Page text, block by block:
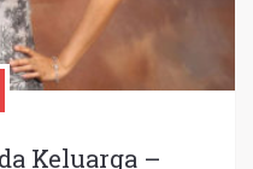
Keluarga –